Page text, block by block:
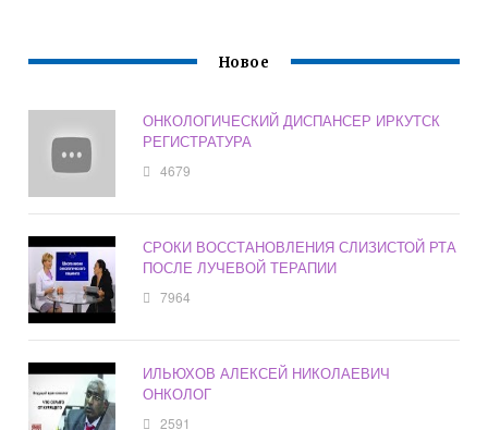
Новое
ОНКОЛОГИЧЕСКИЙ ДИСПАНСЕР ИРКУТСК
РЕГИСТРАТУРА
4679
СРОКИ ВОССТАНОВЛЕНИЯ СЛИЗИСТОЙ РТА
ПОСЛЕ ЛУЧЕВОЙ ТЕРАПИИ
7964
ИЛЬЮХОВ АЛЕКСЕЙ НИКОЛАЕВИЧ
ОНКОЛОГ
2591